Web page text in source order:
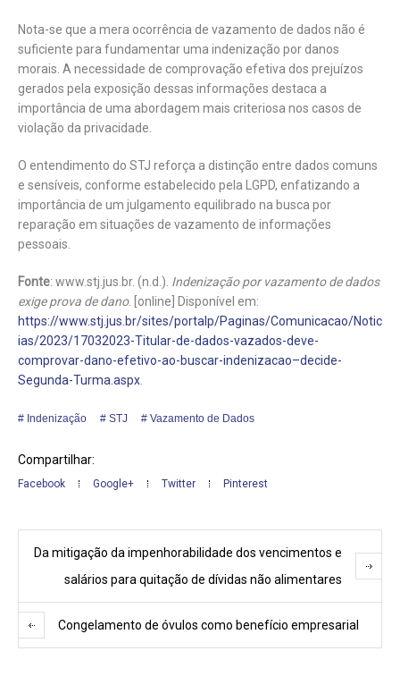
Nota-se que a mera ocorrência de vazamento de dados não é
suficiente para fundamentar uma indenização por danos
morais. A necessidade de comprovação efetiva dos prejuízos
gerados pela exposição dessas informações destaca a
importância de uma abordagem mais criteriosa nos casos de
violação da privacidade.
O entendimento do STJ reforça a distinção entre dados comuns
e sensíveis, conforme estabelecido pela LGPD, enfatizando a
importância de um julgamento equilibrado na busca por
reparação em situações de vazamento de informações
pessoais.
Fonte: www.stj.jus.br. (n.d.). Indenização por vazamento de dados
exige prova de dano. [online] Disponível em:
https://www.stj.jus.br/sites/portalp/Paginas/Comunicacao/Notic
ias/2023/17032023-Titular-de-dados-vazados-deve-
comprovar-dano-efetivo-ao-buscar-indenizacao–decide-
Segunda-Turma.aspx
Indenização STJ Vazamento de Dados
Compartilhar:
Facebook Google+ Twitter Pinterest
Da mitigação da impenhorabilidade dos vencimentos e
salários para quitação de dívidas não alimentares
Congelamento de óvulos como benefício empresarial